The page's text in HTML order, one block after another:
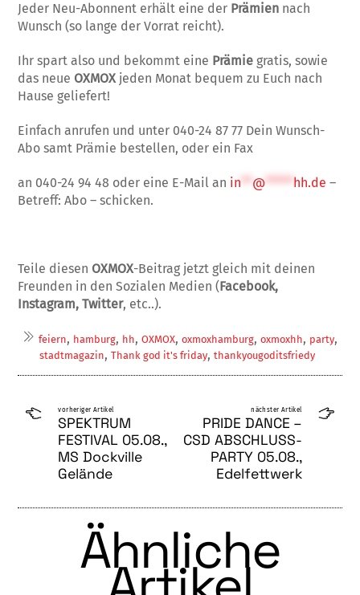
Jeder Neu-Abonnent erhält eine der Prämien nach
Wunsch (so lange der Vorrat reicht).
Ihr spart also und bekommt eine Prämie gratis, sowie
das neue OXMOXjeden Monat bequem zu Euch nach
Hause geliefert!
Einfach anrufen und unter 040-24 87 77 Dein Wunsch-
Abo samt Prämie bestellen, oder ein Fax
an 040-24 94 48 oder eine E-Mail an in ** @***** hh.de –
Betreff: Abo – schicken.
Teile diesen OXMOX-Beitrag jetzt gleich mit deinen
Freunden in den Sozialen Medien (Facebook,
Instagram, Twitter, etc..).
feiern, hamburg, hh, OXMOX, oxmoxhamburg, oxmoxhh, party,
stadtmagazin,Thank god it's friday,thankyougoditsfriedy
vorheriger Artikel
SPEKTRUM
FESTIVAL 05.08.,
MS Dockville
Gelände
nächster Artikel
PRIDE DANCE –
CSD ABSCHLUSS­
PARTY 05.08.,
Edelfettwerk
Ähnliche